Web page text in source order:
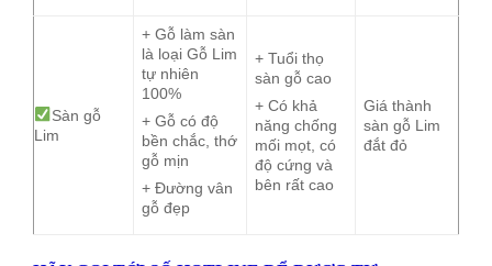
Sàn gỗ
Lim
+ Gỗ làm sàn
là loại Gỗ Lim
tự nhiên
100%
+ Gỗ có độ
bền chắc, thớ
gỗ mịn
+ Đường vân
gỗ đẹp
+ Tuổi thọ
sàn gỗ cao
+ Có khả
năng chống
mối mọt, có
độ cứng và
bên rất cao
Giá thành
sàn gỗ Lim
đắt đỏ